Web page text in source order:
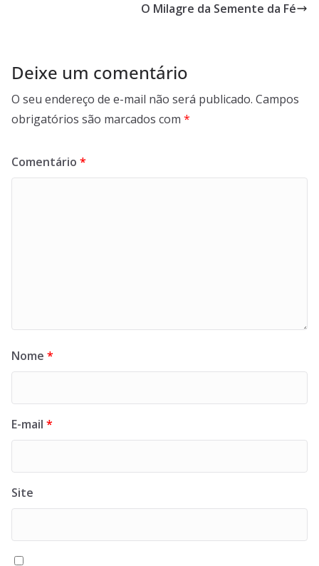
O Milagre da Semente da Fé
Deixe um comentário
O seu endereço de e-mail não será publicado. Campos
obrigatórios são marcados com *
Comentário *
Nome *
E-mail *
Site